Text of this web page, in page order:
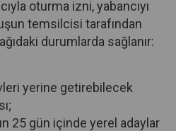
oturma izni, yabancıyı
temsilcisi tarafından
durumlarda sağlanır:
yerine getirebilecek
25 gün içinde yerel adaylar